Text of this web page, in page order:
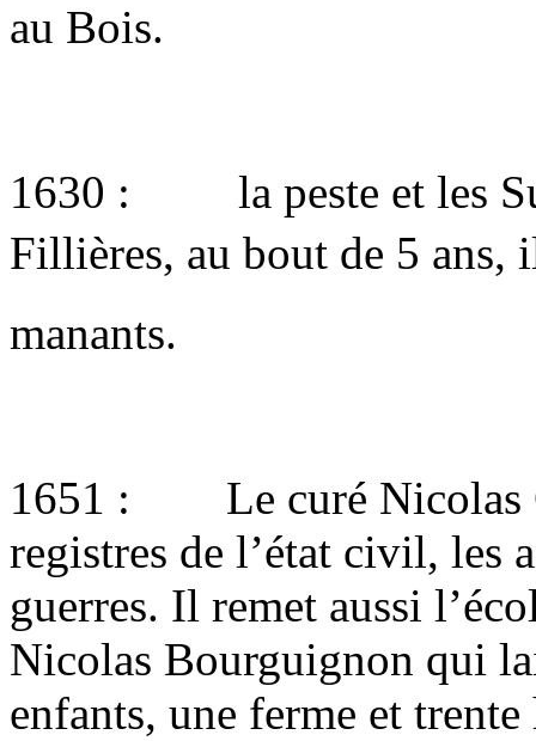
au Bois.
1630 : la peste et les
Fillières, au bout de 5 ans,
manants.
1651 : Le curé Nicolas
registres de l’état civil, les
guerres. Il remet aussi
Nicolas Bourguignon qui
enfants, une ferme et trente